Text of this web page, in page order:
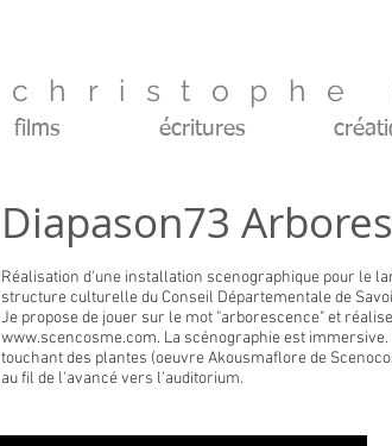
christophe
films écritures
Diapason73
Réalisation d'une installation scenographique pour le
structure culturelle du Conseil Départementale de
Je propose de jouer sur le mot "arborescence" et
www.scencosme.com. La scénographie est
touchant des plantes (oeuvre Akousmaflore de
au fil de l'avancé vers l'auditorium.